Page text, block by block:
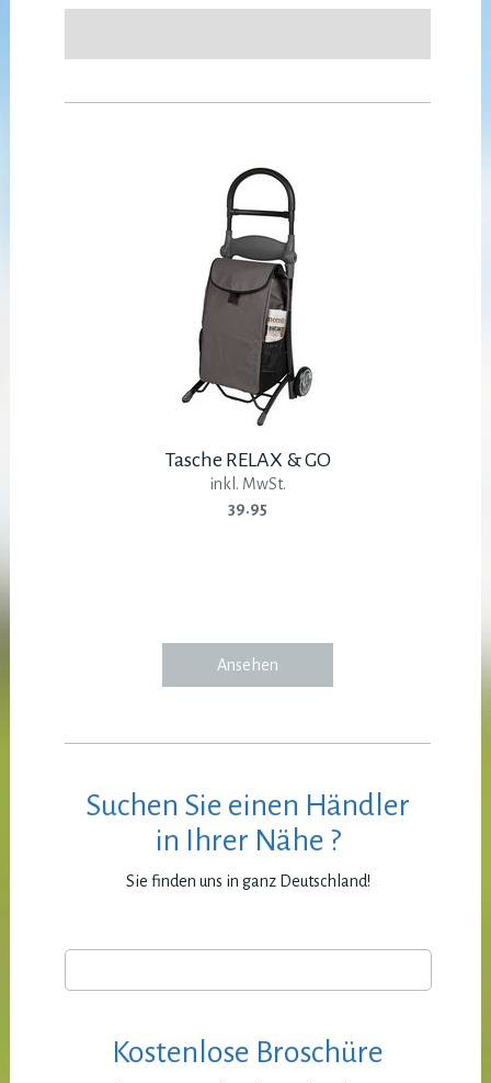
Tasche RELAX & GO
inkl. MwSt.
39.95
Ansehen
Suchen Sie einen Händler
in Ihrer Nähe ?
Sie finden uns in ganz Deutschland!
Kostenlose Broschüre